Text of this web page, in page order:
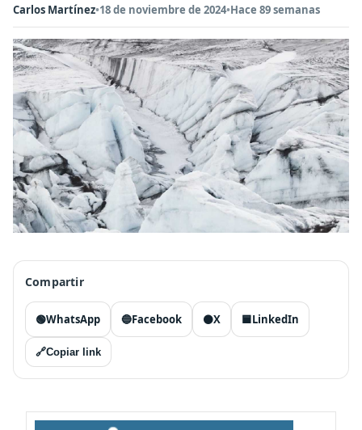
Carlos Martínez•18 de noviembre de 2024•Hace 89 semanas
Compartir
🟢WhatsApp 🔵Facebook ⚫X 🟦LinkedIn
🔗Copiar link